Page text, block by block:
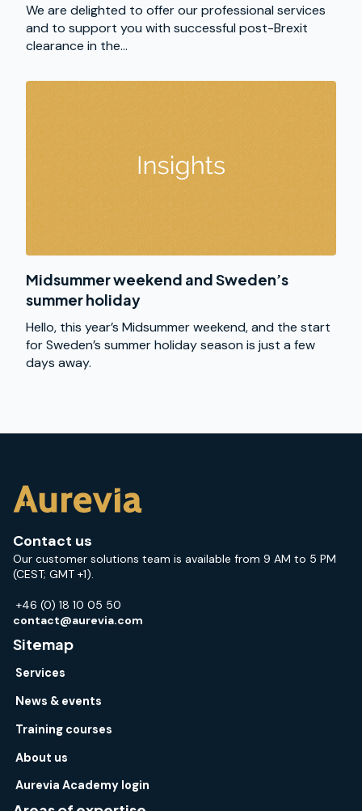
We are delighted to offer our professional services
and to support you with successful post-Brexit
clearance in the...
Midsummer weekend and Sweden’s
summer holiday
Hello, this year’s Midsummer weekend, and the start
for Sweden’s summer holiday season is just a few
days away.
Contact us
Our customer solutions team is available from 9 AM to 5 PM
(CEST; GMT +1).
+46 (0) 18 10 05 50
contact@aurevia.com
Sitemap
Services
News & events
Training courses
About us
Aurevia Academy login